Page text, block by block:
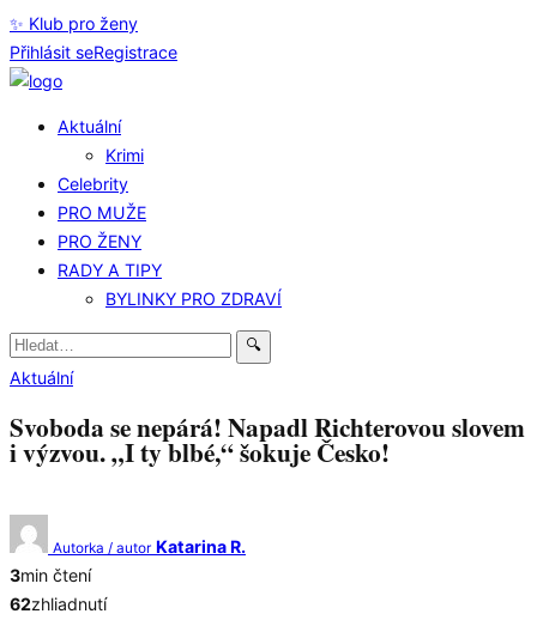
✨ Klub pro ženy
Přihlásit seRegistrace
Aktuální
Krimi
Celebrity
PRO MUŽE
PRO ŽENY
RADY A TIPY
BYLINKY PRO ZDRAVÍ
Hledat: 🔍
Aktuální
Svoboda se nepárá! Napadl Richterovou slovem
i výzvou. „I ty blbé,“ šokuje Česko!
Autorka / autor Katarina R.
3min čtení
62zhliadnutí